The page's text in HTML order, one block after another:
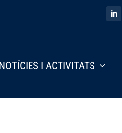
NOTÍCIES I ACTIVITATS